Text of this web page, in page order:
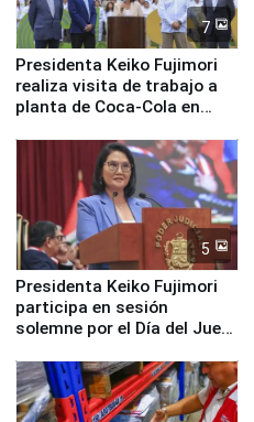
7
Presidenta Keiko Fujimori
realiza visita de trabajo a
planta de Coca-Cola en
5
Presidenta Keiko Fujimori
participa en sesión
solemne por el Día del Juez